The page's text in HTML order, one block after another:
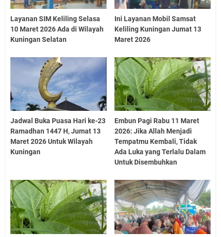
Layanan SIM Keliling Selasa
10 Maret 2026 Ada di Wilayah
Kuningan Selatan
Ini Layanan Mobil Samsat
Keliling Kuningan Jumat 13
Maret 2026
Jadwal Buka Puasa Hari ke-23
Ramadhan 1447 H, Jumat 13
Maret 2026 Untuk Wilayah
Kuningan
Embun Pagi Rabu 11 Maret
2026: Jika Allah Menjadi
Tempatmu Kembali, Tidak
Ada Luka yang Terlalu Dalam
Untuk Disembuhkan